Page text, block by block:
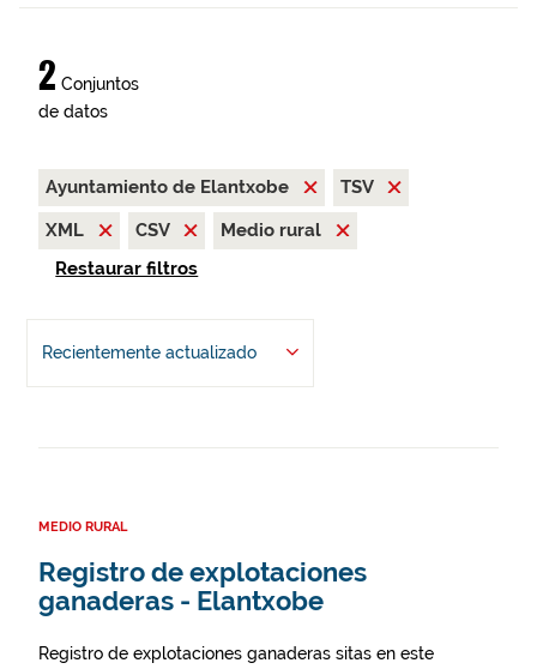
2 Conjuntos
de datos
Ayuntamiento de Elantxobe
TSV
XML
CSV
Medio rural
Restaurar filtros
Recientemente actualizado
MEDIO RURAL
Registro de explotaciones
ganaderas - Elantxobe
Registro de explotaciones ganaderas sitas en este